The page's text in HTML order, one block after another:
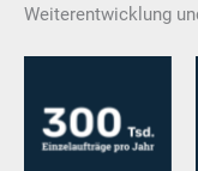
Weiterentwicklung
Davon 98 %
über
Schnittstelle